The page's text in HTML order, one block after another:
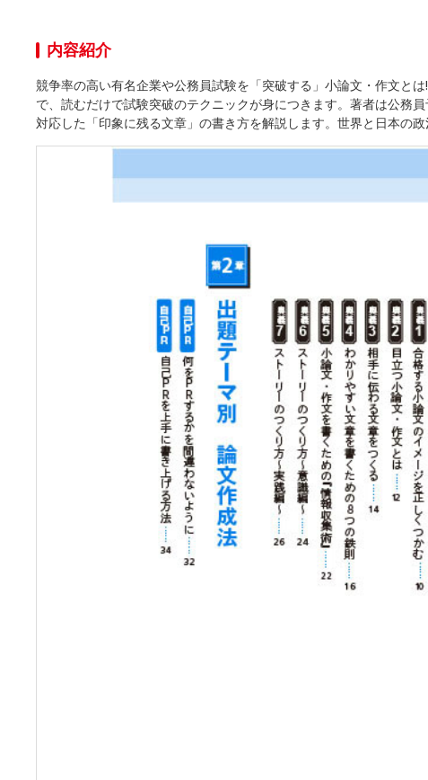
内容紹介
競争率の高い有名企業や公務員試験を「突破する」小論文・作文と
で、読むだけで試験突破のテクニックが身につきます。著者は公務
対応した「印象に残る文章」の書き方を解説します。世界と日本の